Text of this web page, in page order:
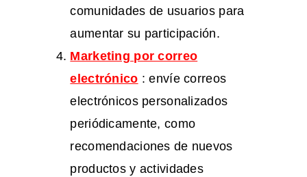
comunidades de usuarios para
aumentar su participación.
Marketing por correo
electrónico : envíe correos
electrónicos personalizados
periódicamente, como
recomendaciones de nuevos
productos y actividades